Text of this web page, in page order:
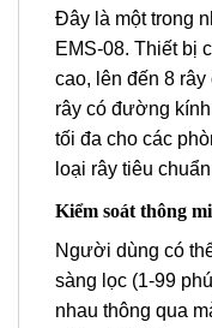
Đây là một trong
EMS-08. Thiết bị
cao, lên đến 8
rây có đường
tối đa cho các
loại rây tiêu
Kiểm soát thông
Người dùng có
sàng lọc (1-99
nhau thông qua